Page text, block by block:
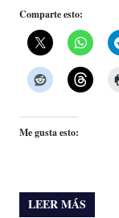
Comparte esto:
Me gusta esto:
LEER MÁS